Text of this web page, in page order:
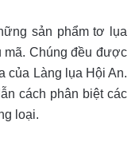
sản phẩm tơ lụa
mã. Chúng đều được
của Làng lụa Hội An.
cách phân biệt các
loại.